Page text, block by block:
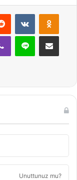
Reddit VKontakte
Viber Line E-Posta ile
Unuttunuz mu?